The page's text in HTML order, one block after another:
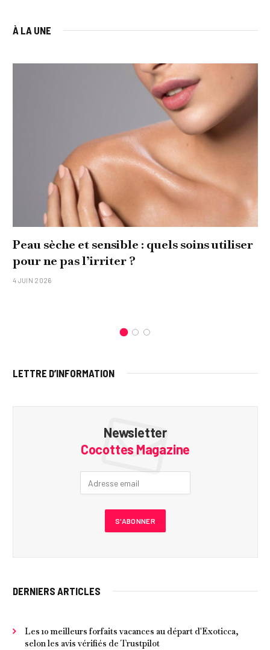
À LA UNE
Peau sèche et sensible : quels soins utiliser
pour ne pas l’irriter ?
4 JUIN 2026
LETTRE D’INFORMATION
Newsletter
Cocottes Magazine
DERNIERS ARTICLES
Les 10 meilleurs forfaits vacances au départ d'Exoticca,
selon les avis vérifiés de Trustpilot